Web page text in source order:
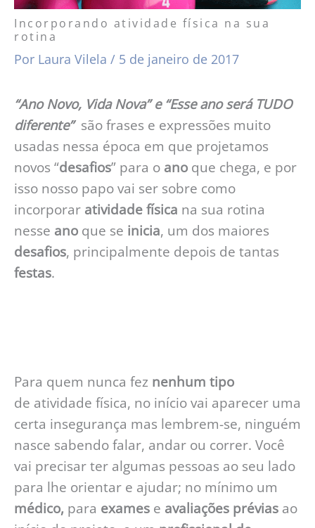
Incorporando atividade física na sua
rotina
Por Laura Vilela / 5 de janeiro de 2017
“Ano Novo, Vida Nova” e “Esse ano será TUDO
diferente” são frases e expressões muito
usadas nessa época em que projetamos
novos “desafios” para o ano que chega, e por
isso nosso papo vai ser sobre como
incorporar atividade física na sua rotina
nesse ano que se inicia, um dos maiores
desafios, principalmente depois de tantas
festas.
Para quem nunca fez nenhum tipo
de atividade física, no início vai aparecer uma
certa insegurança mas lembrem-se, ninguém
nasce sabendo falar, andar ou correr. Você
vai precisar ter algumas pessoas ao seu lado
para lhe orientar e ajudar; no mínimo um
médico, para exames e avaliações prévias ao